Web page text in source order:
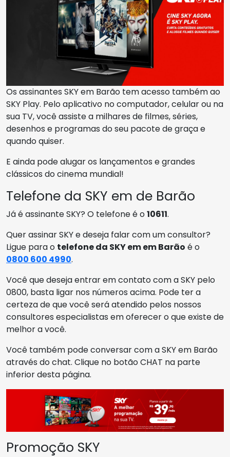
Os assinantes SKY em Barão tem acesso também ao
SKY Play. Pelo aplicativo no computador, celular ou na
sua TV, você assiste a milhares de filmes, séries,
desenhos e programas do seu pacote de graça e
quando quiser.
E ainda pode alugar os lançamentos e grandes
clássicos do cinema mundial!
Telefone da SKY em de Barão
Já é assinante SKY? O telefone é o10611.
Quer assinar SKY e deseja falar com um consultor?
Ligue para o telefone da SKY em em Barão é o
0800 600 4990.
Você que deseja entrar em contato com a SKY pelo
0800, basta ligar nos números acima. Pode ter a
certeza de que você será atendido pelos nossos
consultores especialistas em oferecer o que existe de
melhor a você.
Você também pode conversar com a SKY em Barão
através do chat. Clique no botão CHAT na parte
inferior desta página.
Promoção SKY